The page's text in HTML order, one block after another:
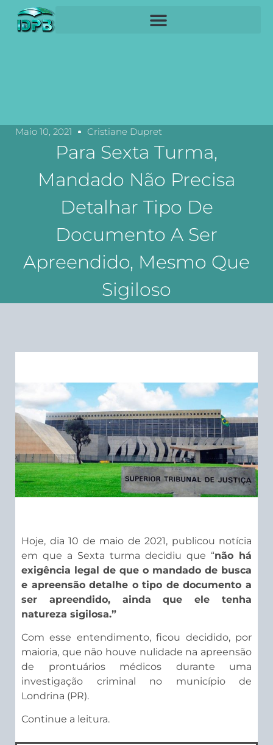
Maio 10, 2021 Cristiane Dupret
Para Sexta Turma,
Mandado Não Precisa
Detalhar Tipo De
Documento A Ser
Apreendido, Mesmo Que
Sigiloso
Hoje, dia 10 de maio de 2021, publicou notícia
em que a Sexta turma decidiu que “não há
exigência legal de que o mandado de busca
e apreensão detalhe o tipo de documento a
ser apreendido, ainda que ele tenha
natureza sigilosa.”
Com esse entendimento, ficou decidido, por
maioria, que não houve nulidade na apreensão
de prontuários médicos durante uma
investigação criminal no município de
Londrina (PR).
Continue a leitura.